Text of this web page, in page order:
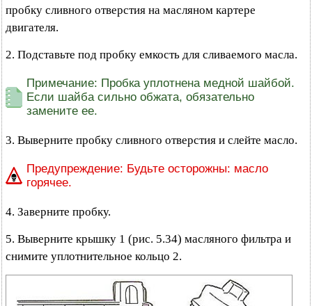
пробку сливного отверстия на масляном картере
двигателя.
2. Подставьте под пробку емкость для сливаемого масла.
Примечание: Пробка уплотнена медной шайбой.
Если шайба сильно обжата, обязательно
замените ее.
3. Выверните пробку сливного отверстия и слейте масло.
Предупреждение: Будьте осторожны: масло
горячее.
4. Заверните пробку.
5. Выверните крышку 1 (рис. 5.34) масляного фильтра и
снимите уплотнительное кольцо 2.